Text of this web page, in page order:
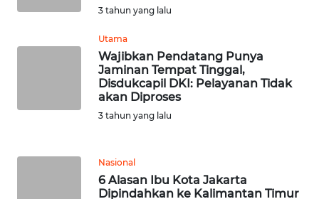
3 tahun yang lalu
Utama
Wajibkan Pendatang Punya
Jaminan Tempat Tinggal,
Disdukcapil DKI: Pelayanan Tidak
akan Diproses
3 tahun yang lalu
Nasional
6 Alasan Ibu Kota Jakarta
Dipindahkan ke Kalimantan Timur
SUMBAR
BENGKULU